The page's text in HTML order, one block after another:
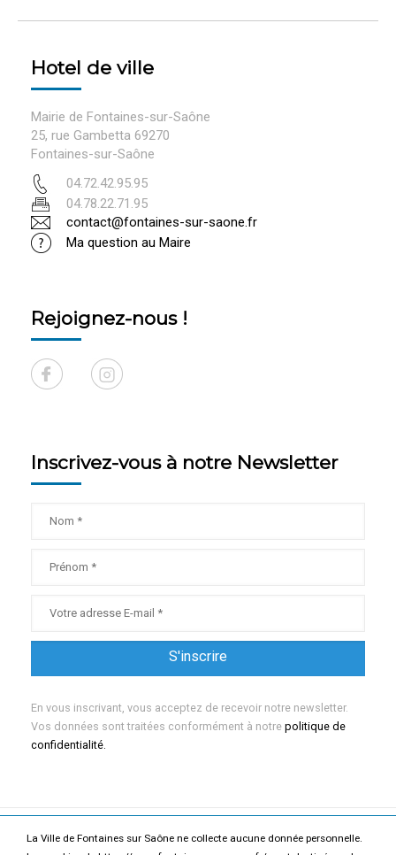
La Ville de Fontaines sur Saône ne collecte aucune donnée personnelle.
Hotel de ville
Mairie de Fontaines-sur-Saône
25, rue Gambetta 69270
Fontaines-sur-Saône
04.72.42.95.95
04.78.22.71.95
contact@fontaines-sur-saone.fr
Ma question au Maire
Rejoignez-nous !
Inscrivez-vous à notre Newsletter
En vous inscrivant, vous acceptez de recevoir notre newsletter.
Vos données sont traitées conformément à notre politique de
confidentialité.
Mentions légales Politique de confidentialité